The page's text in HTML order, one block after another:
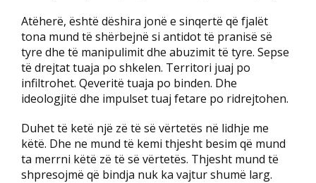
Atëherë, është dëshira jonë e sinqertë që fjalët
tona mund të shërbejnë si antidot të pranisë së
tyre dhe të manipulimit dhe abuzimit të tyre. Sepse
të drejtat tuaja po shkelen. Territori juaj po
infiltrohet. Qeveritë tuaja po binden. Dhe
ideologjitë dhe impulset tuaj fetare po ridrejtohen.
Duhet të ketë një zë të së vërtetës në lidhje me
këtë. Dhe ne mund të kemi thjesht besim që mund
ta merrni këtë zë të së vërtetës. Thjesht mund të
shpresojmë që bindja nuk ka vajtur shumë larg.